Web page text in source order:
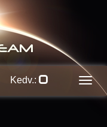
Kedv.: